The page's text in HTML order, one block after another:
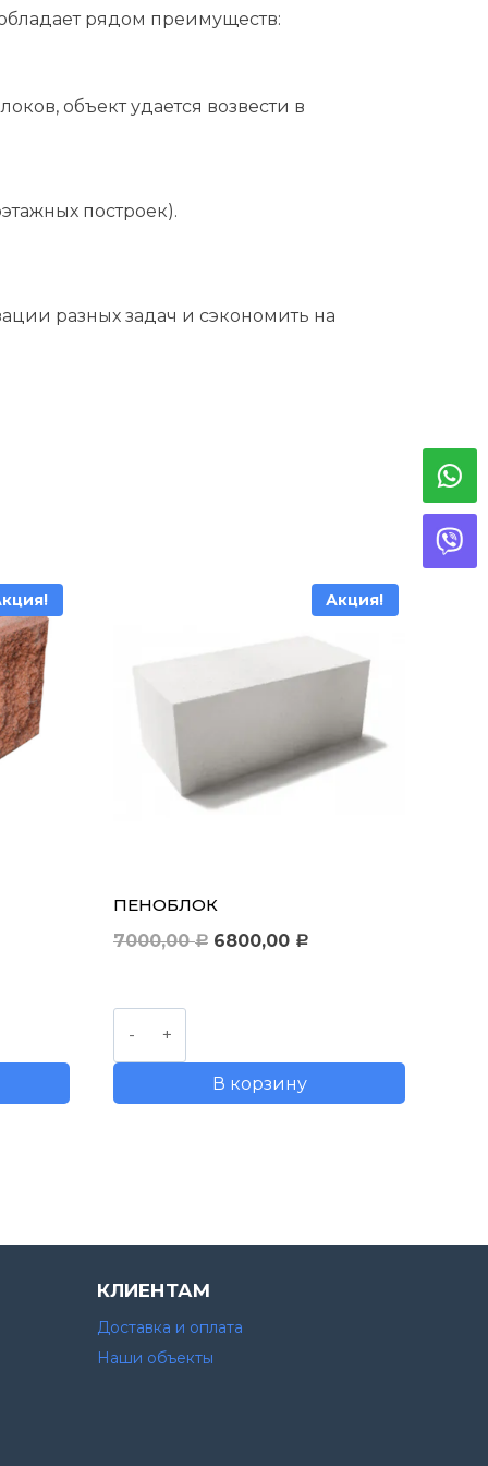
рядом преимуществ:
объект удается возвести в
построек).
разных задач и сэкономить на
Акция!
ПЕНОБЛОК
7000,00Р Первоначальная
6800,00 РТекущая
товара
Пеноблок
В корзину
КЛИЕНТАМ
Доставка и оплата
Наши объекты